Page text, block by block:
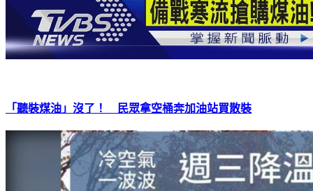
「聽裝煤油」沒了！ 民眾拿空桶奔加油站買散裝